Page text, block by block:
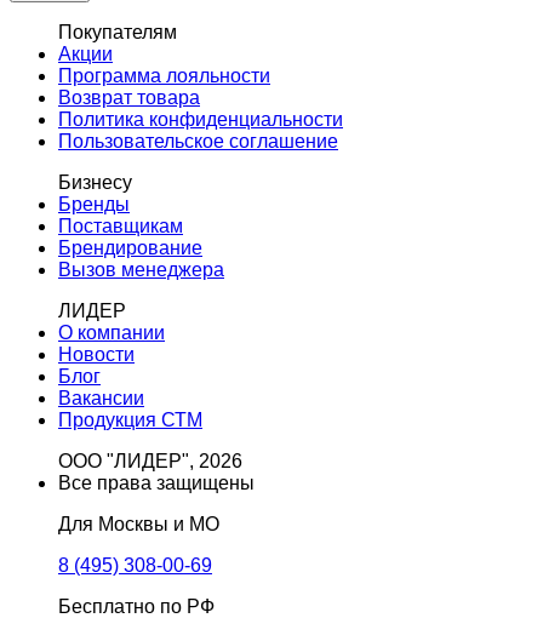
Покупателям
Акции
Программа лояльности
Возврат товара
Политика конфиденциальности
Пользовательское соглашение
Бизнесу
Бренды
Поставщикам
Брендирование
Вызов менеджера
ЛИДЕР
О компании
Новости
Блог
Вакансии
Продукция СТМ
ООО "ЛИДЕР", 2026
Все права защищены
Для Москвы и МО
8 (495) 308-00-69
Бесплатно по РФ